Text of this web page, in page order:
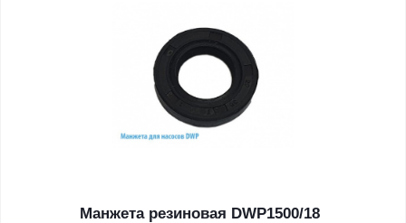
Манжета резиновая DWP1500/18